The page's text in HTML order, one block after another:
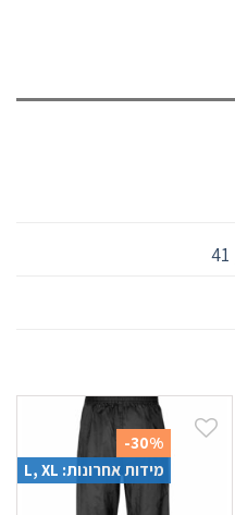
41
-30%
מידות אחרונות: L, XL